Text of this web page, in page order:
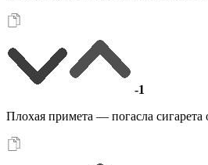
-1
Плохая примета — погасла